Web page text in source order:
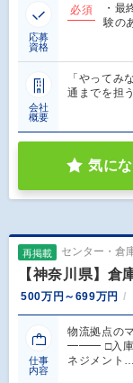
応募
資格
必須
・最
験の
会社
概要
「やってみ
通までを担
気に
再掲載 センター・倉
【神奈川県】倉
500万円～699万円
仕事
内容
物流拠点の
━━━ □入庫
ネジメント…